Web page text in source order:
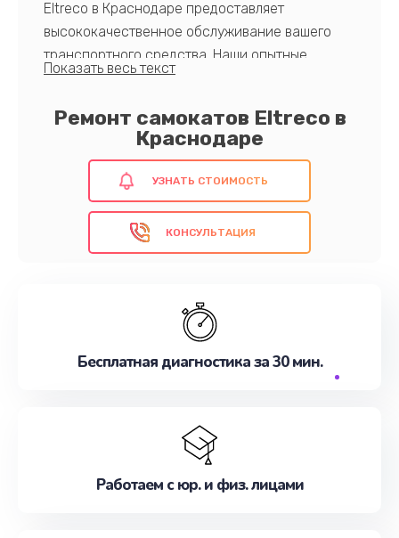
Ремонт самокатов Eltreco в
Краснодаре
Eltreco в Краснодаре предоставляет
высококачественное обслуживание вашего
транспортного средства. Наши опытные
мастера быстро и надежно восстановят
срок службы.
Доверьте нам свой самокат и наслаждайтесь
комфортной и безопасной поездкой каждый
УЗНАТЬ СТОИМОСТЬ
КОНСУЛЬТАЦИЯ
Бесплатная диагностика за 30 мин.
Работаем с юр. и физ. лицами